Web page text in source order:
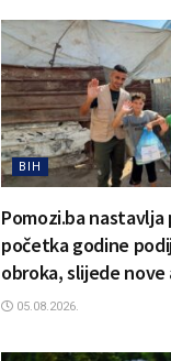
BIH
Pomozi.ba nastavlja
početka godine
obroka, slijede
05.08.2026.